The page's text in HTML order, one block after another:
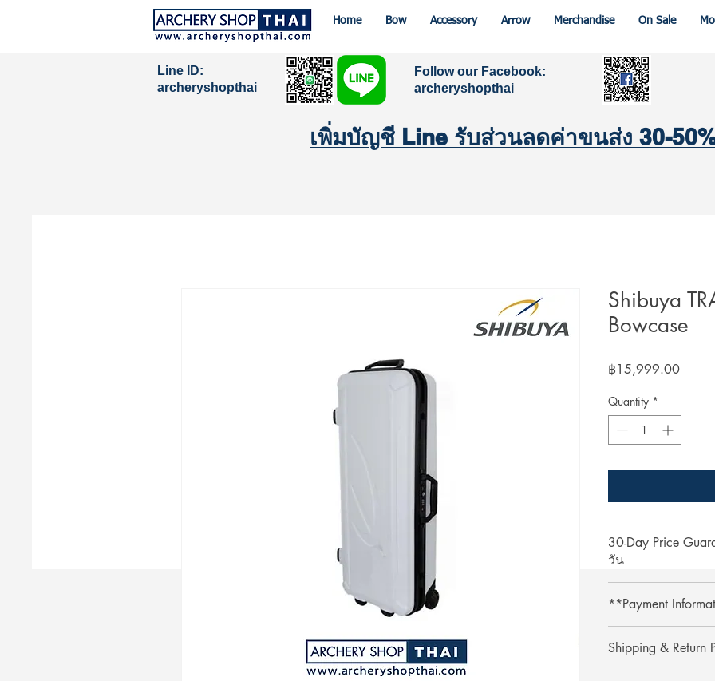
Home Bow Accessory Arrow Merchandise On Sale
Shibuya
Bowcase
฿15,999.00Price
Quantity *
30-Day Price
วัน
lower price on our
purchase, simply
refund the difference.
**Payment
processing fee.**
Shipping & Return
Line ID:
archeryshopthai
Follow our Facebook:
archeryshopthai
เพิ่มบัญชี Line รับส่วนลดค่าขนส่ง 30-